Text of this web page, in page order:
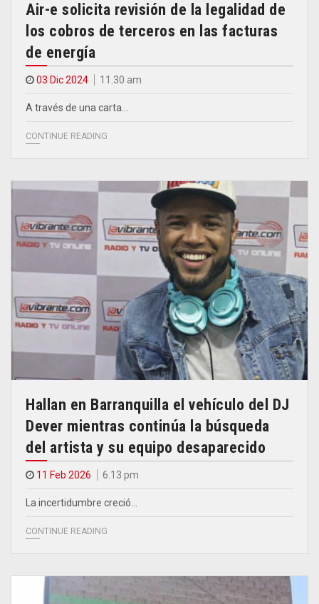
Air-e solicita revisión de la legalidad de
los cobros de terceros en las facturas
de energía
03 Dic 2024 11.30 am
A través de una carta…
CONTINUE READING
Hallan en Barranquilla el vehículo del DJ
Dever mientras continúa la búsqueda
del artista y su equipo desaparecido
11 Feb 2026 6.13 pm
La incertidumbre creció…
CONTINUE READING